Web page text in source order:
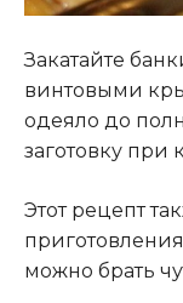
Закатайте
винтовыми
одеяло до
заготовку при
Этот рецепт
можно брать